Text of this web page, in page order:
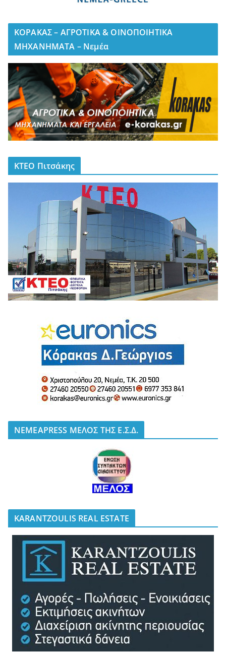
ΚΟΡΑΚΑΣ – ΑΓΡΟΤΙΚΑ & ΟΙΝΟΠΟΙΗΤΙΚΑ
ΜΗΧΑΝΗΜΑΤΑ – Νεμέα
ΚΤΕΟ Πιτσάκης
NEMEAPRESS ΜΕΛΟΣ ΤΗΣ Ε.Σ.Δ.
KARANTZOULIS REAL ESTATE